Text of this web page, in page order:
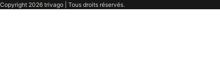
Copyright 2026 trivago | Tous droits réservés.